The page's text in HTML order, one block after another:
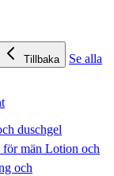
Tillbaka
Se alla
duschgel
män Lotion och
och